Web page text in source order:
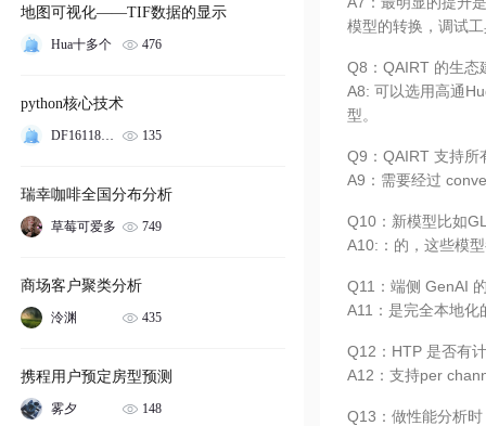
地图可视化——TIF数据的显示
Hua十多个 476
python核心技术
DF1611884287630 135
瑞幸咖啡全国分布分析
草莓可爱多 749
商场客户聚类分析
泠渊 435
携程用户预定房型预测
雾夕 148
模型的转换，调试
Q8：QAIRT 的生态
A8: 可以选用高通
型。
Q9：QAIRT 支持所
A9：需要经过
Q10：新模型比如
A10:：的，这些模
Q11：端侧 GenAI
A11：是完全本地
Q12：HTP 是否有
A12：支持per
Q13：做性能分析